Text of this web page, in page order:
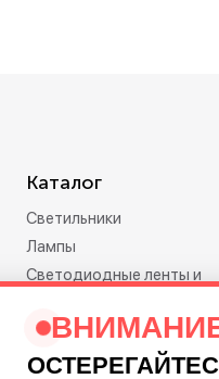
Каталог
Светильники
Лампы
Светодиодные ленты и
Электротовары
Праздничное освещение